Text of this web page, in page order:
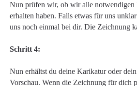
Nun prüfen wir, ob wir alle
erhalten haben. Falls etwas für uns
uns noch einmal bei dir. Die Zeichnung
Schritt 4:
Nun erhältst du deine Karikatur oder
Vorschau. Wenn die Zeichnung für dich